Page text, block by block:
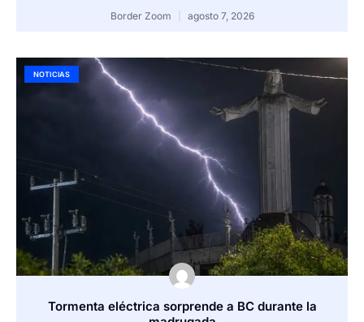
Border Zoom agosto 7, 2026
NOTICIAS
Tormenta eléctrica sorprende a BC durante la